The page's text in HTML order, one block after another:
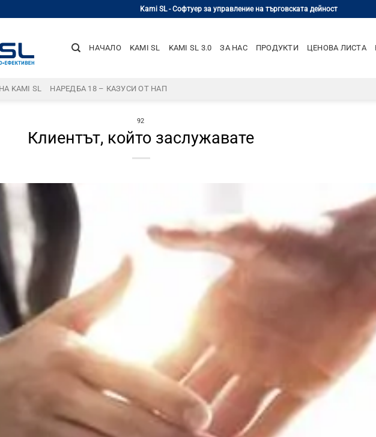
Kami SL - Софтуер за управление на търговската дейност
НАЧАЛО KAMI SL KAMI SL 3.0 ЗА НАС ПРОДУКТИ ЦЕНОВА ЛИСТА
KAMI SL НАРЕДБА 18 – КАЗУСИ ОТ НАП
92
Клиентът, който заслужавате